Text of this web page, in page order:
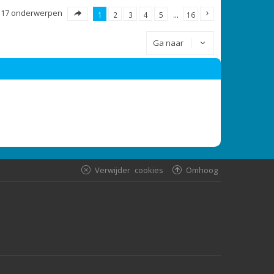
onderwerpen 1 2 3 4 5 … 16
Ga naar
Omhoog
Verwijder cookies